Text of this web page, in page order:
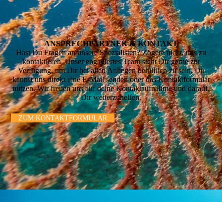
ANSPRECH­PARTNER & KONTAKT
Hast Du Fragen an unsere Spezialisten? Zögere nicht, uns zu
kontaktieren. Unser engagiertes Team steht Dir gerne zur
Verfügung, um Dir bei allen Anliegen behilflich zu sein. Du
kannst uns direkt eine E-Mail senden oder das Kontaktformular
nutzen. Wir freuen uns auf deine Kontaktaufnahme und darauf,
Dir weiterzuhelfen.
ZUM KONTAKTFORMULAR